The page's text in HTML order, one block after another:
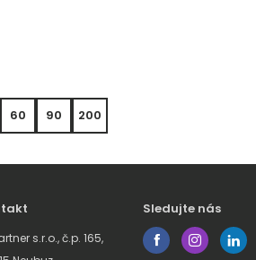
60 90 200
s.r.o., č.p. 165,
Sledujte nás